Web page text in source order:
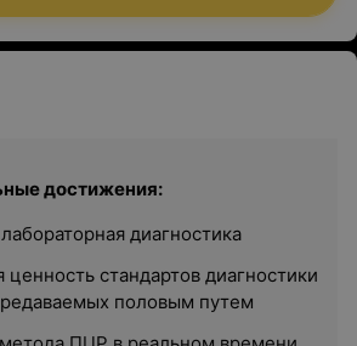
достижения:
диагностика
ценность стандартов диагностики
половым путем